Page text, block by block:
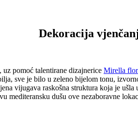
Dekoracija
pomoć talentirane dizajnerice Mirella
sve je bilo u zeleno bijelom tonu,
vijugava raskošna struktura koja je
mediteransku dušu ove nezaboravne